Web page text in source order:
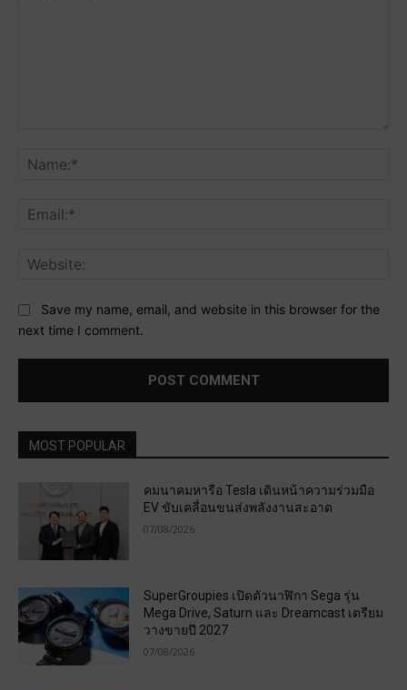
Save my name, email, and website in this browser for the
next time I comment.
MOST POPULAR
คมนาคมหารือ Tesla เดินหน้าความร่วมมือ
EV ขับเคลื่อนขนส่งพลังงานสะอาด
07/08/2026
SuperGroupies เปิดตัวนาฬิกา Sega รุ่น
Mega Drive, Saturn และ Dreamcast เตรียม
วางขายปี 2027
07/08/2026